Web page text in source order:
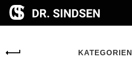
encodedScript:
KATEGORIEN